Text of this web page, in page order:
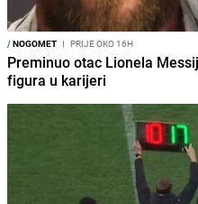
/NOGOMET I PRIJE OKO 16H
Preminuo otac Lionela
figura u karijeri